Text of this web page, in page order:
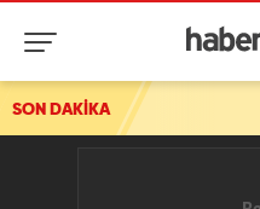
SON DAKİKA